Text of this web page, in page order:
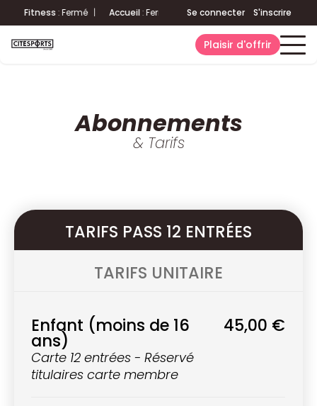
Fitness:Fermé | Accueil:Fermé Aquatique:Fermé | Fitness
Se connecter S'inscrire
Plaisir d'offrir
Abonnements
& Tarifs
TARIFS PASS 12 ENTRÉES
TARIFS UNITAIRE
Enfant (moins de 16
ans)
Carte 12 entrées - Réservé
titulaires carte membre
45,00 €